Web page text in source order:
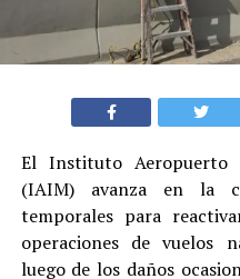
El Instituto Aeropuerto
(IAIM) avanza en la
temporales para
operaciones de vuelos
luego de los daños